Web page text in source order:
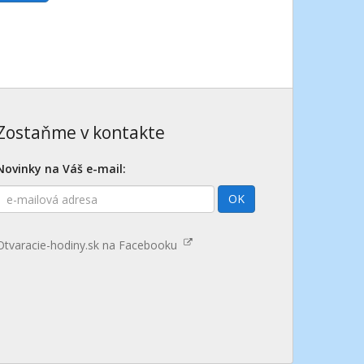
v kontakte
na Váš e-mail:
OK
hodiny.sk na Facebooku